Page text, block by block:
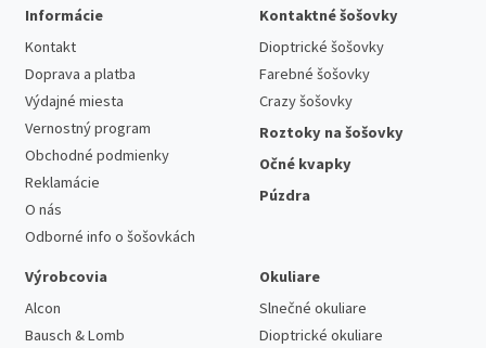
Informácie
Kontakt
Doprava a platba
Výdajné miesta
Vernostný program
Obchodné podmienky
Reklamácie
O nás
Odborné info o šošovkách
Kontaktné šošovky
Dioptrické šošovky
Farebné šošovky
Crazy šošovky
Roztoky na šošovky
Očné kvapky
Púzdra
Výrobcovia
Alcon
Bausch & Lomb
Okuliare
Slnečné okuliare
Dioptrické okuliare